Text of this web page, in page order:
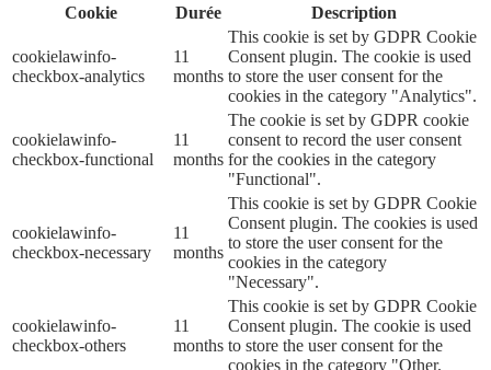
Cookie
Durée Description
cookielawinfo-
checkbox-analytics
11
months
This cookie is set by GDPR Cookie
Consent plugin. The cookie is used
to store the user consent for the
cookies in the category "Analytics".
cookielawinfo-
checkbox-functional
11
months
The cookie is set by GDPR cookie
consent to record the user consent
for the cookies in the category
"Functional".
cookielawinfo-
checkbox-necessary
11
months
This cookie is set by GDPR Cookie
Consent plugin. The cookies is used
to store the user consent for the
cookies in the category
"Necessary".
cookielawinfo-
checkbox-others
11
months
This cookie is set by GDPR Cookie
Consent plugin. The cookie is used
to store the user consent for the
cookies in the category "Other.